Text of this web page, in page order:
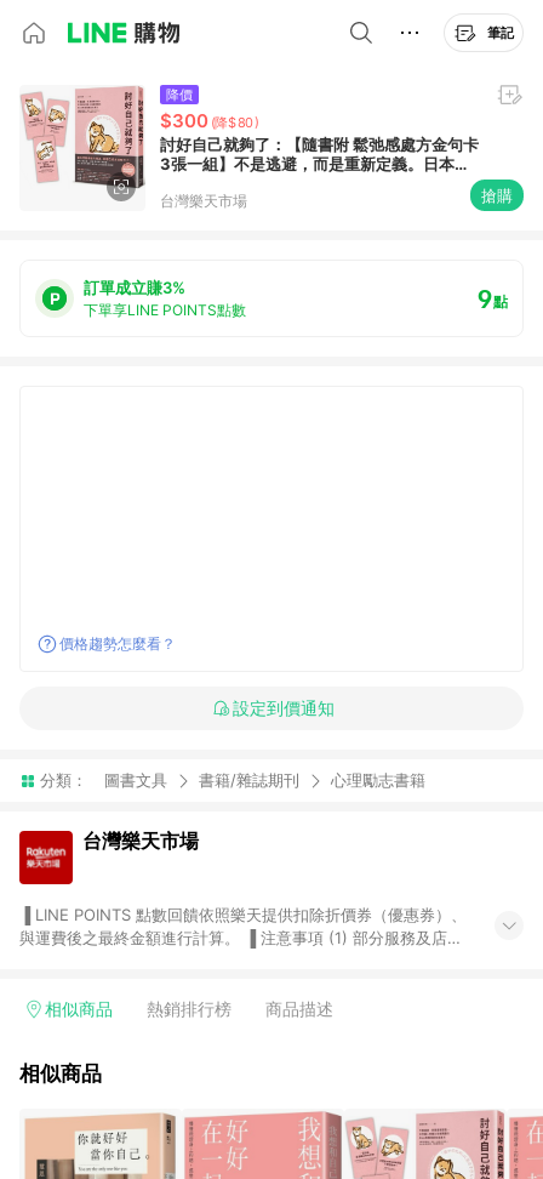
筆記
降價
$300 (降$80)
討好自己就夠了：【隨書附 鬆弛感處方金句卡
3張一組】不是逃避，而是重新定義。日本超
【城邦讀書花園】
台灣樂天市場 搶購
訂單成立賺3%
下單享LINE POINTS點數 9點
價格趨勢怎麼看？
設定到價通知
分類： 圖書文具 書籍/雜誌期刊 心理勵志書籍
台灣樂天市場
與運費後之最終金額進行計算。 ▐ 注意事項 (1) 部分服務及店家
Smart mobile、神腦生活、JS巨盛、樂天KOBO電子書，請詳閱
台灣樂天市場，並在同一瀏覽器於24小時內結帳，才享有 LINE
市場 45 天內完成訂單出貨及結帳，則不符合贈點資格。 (4) 如
使用APP、或中途瀏覽比價網、回饋網、Google等其他網頁、或
由網頁版(電腦版/手機版網頁)切換為App都將會造成追蹤中斷而
相似商品 熱銷排行榜 商品描述
相似商品